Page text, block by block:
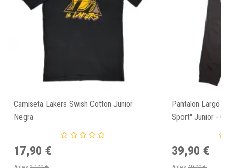
Camiseta Lakers Swish Cotton Junior
Negra
17,90 €
Pantalon Largo
Sport" Junior -
39,90 €